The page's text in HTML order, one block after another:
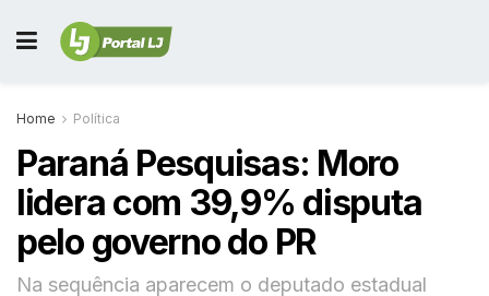
Home Política
Paraná Pesquisas: Moro
lidera com 39,9% disputa
pelo governo do PR
Na sequência aparecem o deputado estadual